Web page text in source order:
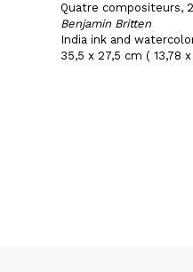
Quatre compositeurs,
Benjamin Britten
India ink and
35,5 x 27,5 cm ( 13,78